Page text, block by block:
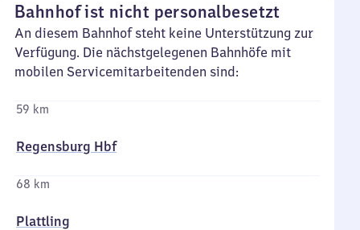
Bahnhof ist nicht personalbesetzt
An diesem Bahnhof steht keine Unterstützung zur
Verfügung. Die nächstgelegenen Bahnhöfe mit
mobilen Servicemitarbeitenden sind:
59 km
Regensburg Hbf
68 km
Plattling